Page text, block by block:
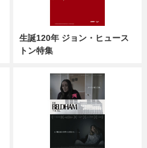
生誕120年 ジョン・ヒュース
トン特集